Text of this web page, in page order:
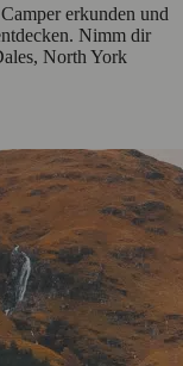
erkunden und
Nimm dir
North York